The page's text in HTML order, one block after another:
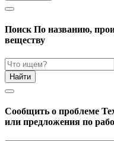
Поиск По названию,
веществу
Найти
Cообщить о проблеме
или предложения по